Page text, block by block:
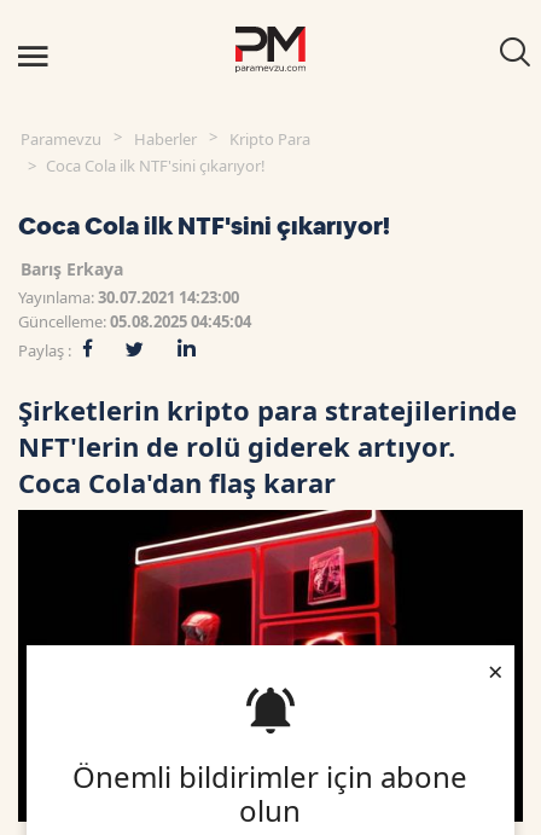
Önemli bildirimler için abone
olun
×
Paramevzu Haberler
Kripto Para
Coca Cola ilk NTF'sini çıkarıyor!
Coca Cola ilk NTF'sini çıkarıyor!
Barış Erkaya
Yayınlama:30.07.2021 14:23:00
Güncelleme:05.08.2025 04:45:04
Paylaş :
Şirketlerin kripto para stratejilerinde
NFT'lerin de rolü giderek artıyor.
Coca Cola'dan flaş karar